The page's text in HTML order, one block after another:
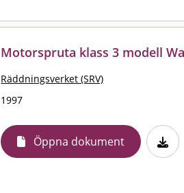
Motorspruta klass 3 modell
Räddningsverket (SRV)
1997
Öppna dokument